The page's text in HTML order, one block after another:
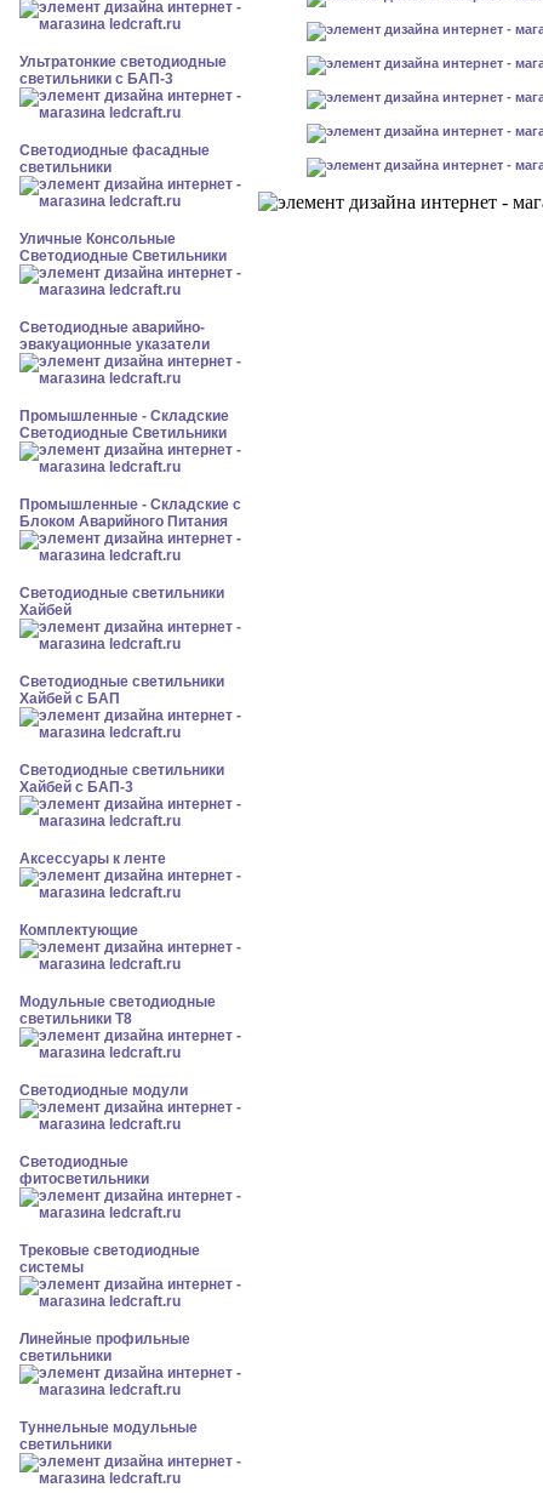
Ультратонкие светодиодные
светильники с БАП-3
Светодиодные фасадные
светильники
Уличные Консольные
Светодиодные Светильники
Светодиодные аварийно-
эвакуационные указатели
Промышленные - Складские
Светодиодные Светильники
Промышленные - Складские с
Блоком Аварийного Питания
Светодиодные светильники
Хайбей
Светодиодные светильники
Хайбей с БАП
Светодиодные светильники
Хайбей с БАП-3
Аксессуары к ленте
Комплектующие
Модульные светодиодные
светильники Т8
Светодиодные модули
Светодиодные
фитосветильники
Трековые светодиодные
системы
Линейные профильные
светильники
Туннельные модульные
светильники